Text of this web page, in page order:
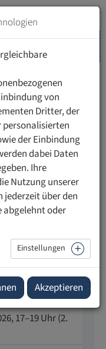
in
17–19 Uhr (2.
von
Dritter, der
personalisierten
der Einbindung
dabei Daten
Ihre
Nutzung unserer
über den
abgelehnt oder
Einstellungen
Akzeptieren